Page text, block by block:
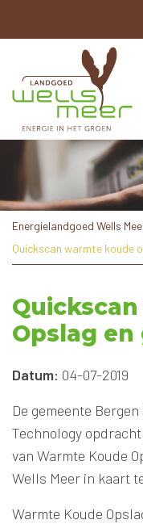
Energielandgoed Wells
Quickscan warmte koude
Opslag
Datum: 04-07-2019
De gemeente
Technology
van Warmte Koude
Wells Meer in kaart
Warmte Koude